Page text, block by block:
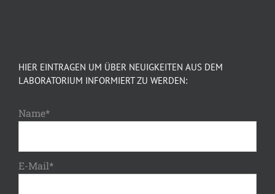
HIER EINTRAGEN UM ÜBER NEUIGKEITEN AUS DEM
LABORATORIUM INFORMIERT ZU WERDEN:
Name*
E-Mail*